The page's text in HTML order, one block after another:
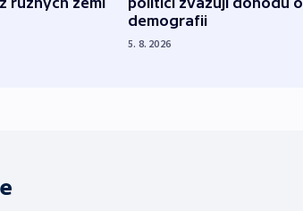
demografii
5. 8. 2026